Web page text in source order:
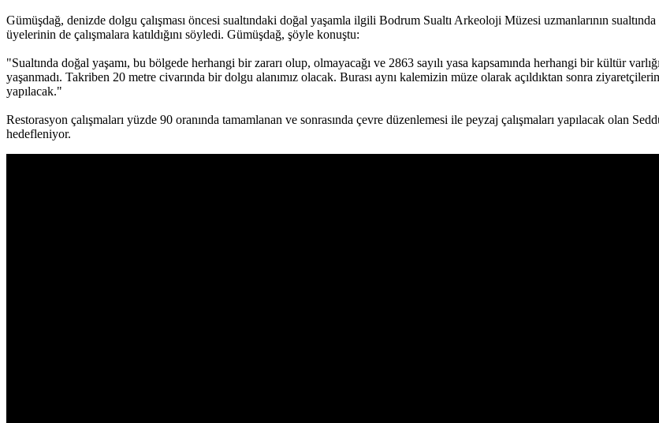
Gümüşdağ, denizde dolgu çalışması öncesi sualtındaki doğal yaşamla ilgili Bodrum Sualtı Arkeoloji Müzesi uzmanlarının
üyelerinin de çalışmalara katıldığını söyledi. Gümüşdağ, şöyle konuştu:
"Sualtında doğal yaşamı, bu bölgede herhangi bir zararı olup, olmayacağı ve 2863 sayılı yasa kapsamında herhangi bir kültür
yaşanmadı. Takriben 20 metre civarında bir dolgu alanımız olacak. Burası aynı kalemizin müze olarak açıldıktan sonra
yapılacak."
Restorasyon çalışmaları yüzde 90 oranında tamamlanan ve sonrasında çevre düzenlemesi ile peyzaj çalışmaları yapılacak olan
hedefleniyor.